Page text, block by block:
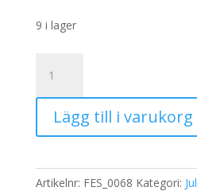
9 i lager
Storlek:
A3
32x45cm
mängd
Lägg till i varukorg
Artikelnr: FES_0068 Kategori: Jul